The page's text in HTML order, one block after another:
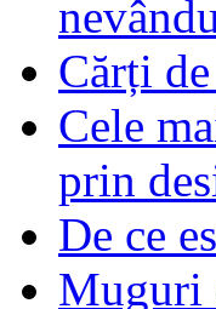
Cărți
Cele
prin
De ce
Muguri